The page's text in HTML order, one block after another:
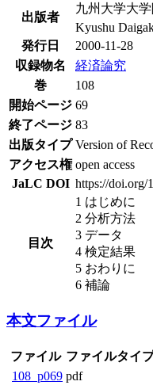
出版者
九州大学大
Kyushu
発行日
2000-11-28
収録物名
経済論究
巻
108
開始ページ 69
終了ページ 83
出版タイプ Version of
アクセス権 open access
JaLC DOI https://doi.org/
目次
1 はじめに
2 分析方法
3 データ
4 検定結果
5 おわりに
6 補論
本文ファイル
ファイル ファイルタイ
108_p069 pdf